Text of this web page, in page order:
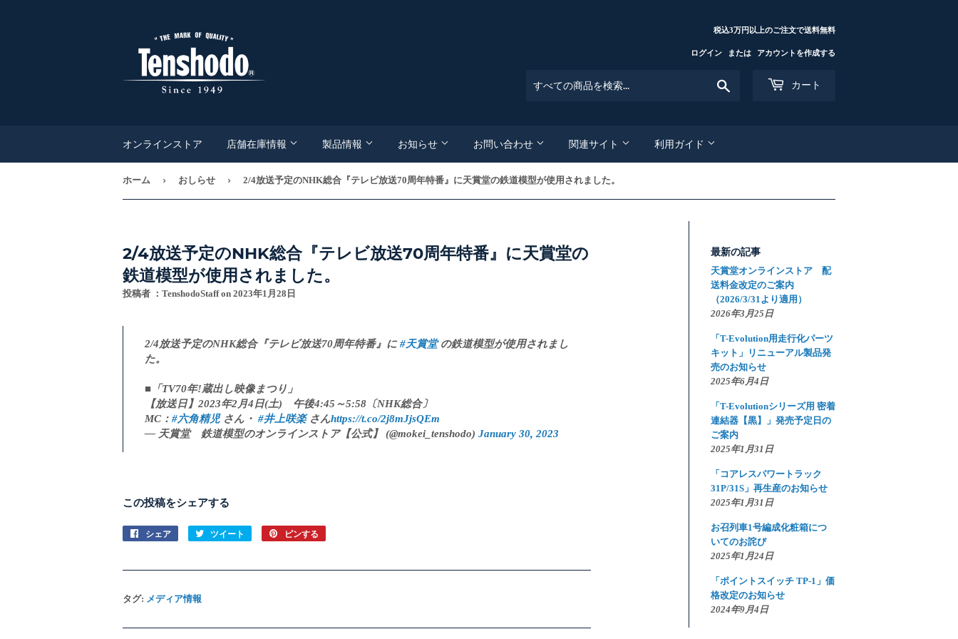
税込3万円以上のご注文で送料無料
ログイン または アカウントを作成する
カート
オンラインストア 店舗在庫情報 製品情報 お知らせ お問い合わせ 関連サイト 利用ガイド
ホーム › おしらせ › 2/4放送予定のNHK総合『テレビ放送70周年特番』に天賞堂の鉄道模型が使用されました。
2/4放送予定のNHK総合『テレビ放送70周年特番』に天賞堂の
鉄道模型が使用されました。
投稿者 ： TenshodoStaffon 2023年1月28日
2/4放送予定のNHK総合『テレビ放送70周年特番』に#天賞堂の鉄道模型が使用されまし
た。
■「TV70年!蔵出し映像まつり」
【放送日】2023年2月4日(土) 午後4:45～5:58〔NHK総合〕
MC： #六角精児さん・ #井上咲楽さんhttps://t.co/2j8mJjsQEm
— 天賞堂 鉄道模型のオンラインストア【公式】 (@mokei_tenshodo) January 30, 2023
この投稿をシェアする
シェア
Facebook
ア
る
ツイート
Twitter
ピンする
タグ: メディア情報
最新の記事
天賞堂オンラインストア 配
送料金改定のご案内
（2026/3/31より適用）
2026年3月25日
「T-Evolution用走行化パーツ
キット」リニューアル製品発
売のお知らせ
2025年6月4日
「T-Evolutionシリーズ用 密着
連結器【黒】」発売予定日の
ご案内
2025年1月31日
「コアレスパワートラック
31P/31S」再生産のお知らせ
2025年1月31日
お召列車1号編成化粧箱につ
いてのお詫び
2025年1月24日
「ポイントスイッチ TP-1」価
格改定のお知らせ
2024年9月4日